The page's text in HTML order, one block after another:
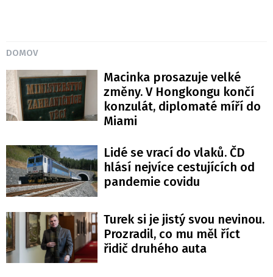
DOMOV
Macinka prosazuje velké
změny. V Hongkongu končí
konzulát, diplomaté míří do
Miami
Lidé se vrací do vlaků. ČD
hlásí nejvíce cestujících od
pandemie covidu
Turek si je jistý svou nevinou.
Prozradil, co mu měl říct
řidič druhého auta